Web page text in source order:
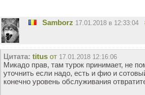
Samborz 17.01.2018 в 12:33:04
Цитата: titus от 17.01.2018 12:16:06
Микадо прав, там турок принимает, не
уточнить если надо, есть и фио и
конечно уровень обслуживания